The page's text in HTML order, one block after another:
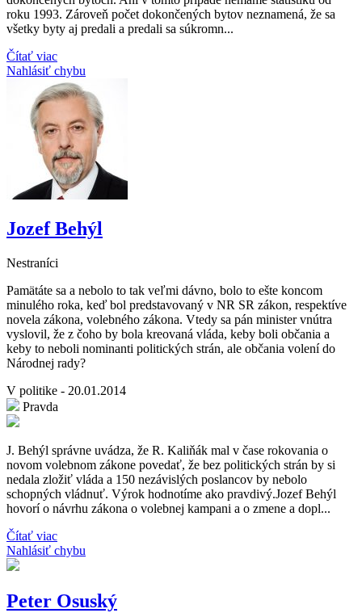
roku 1993. Zároveň počet dokončených bytov neznamená, že sa
všetky byty aj predali a predali sa súkromn...
Čítať viac
Nahlásiť chybu
Jozef Behýl
Nestraníci
Pamätáte sa a nebolo to tak veľmi dávno, bolo to ešte koncom
minulého roka, keď bol predstavovaný v NR SR zákon, respektíve
novela zákona, volebného zákona. Vtedy sa pán minister vnútra
vyslovil, že z čoho by bola kreovaná vláda, keby boli občania a
keby to neboli nominanti politických strán, ale občania volení do
Národnej rady?
V politike - 20.01.2014
Pravda
J. Behýl správne uvádza, že R. Kaliňák mal v čase rokovania o
novom volebnom zákone povedať, že bez politických strán by si
nedala zložiť vláda a 150 nezávislých poslancov by nebolo
schopných vládnuť. Výrok hodnotíme ako pravdivý.Jozef Behýl
hovorí o návrhu zákona o volebnej kampani a o zmene a dopl...
Čítať viac
Nahlásiť chybu
Peter Osuský